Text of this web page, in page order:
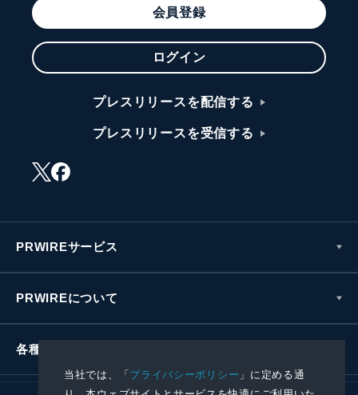
当社では、「プライバシーポリシー 」に定める通
会員登録
ログイン
プレスリリースを配信する
プレスリリースを受信する
PRWIREサービス
PRWIREについて
各種お問い合わせ